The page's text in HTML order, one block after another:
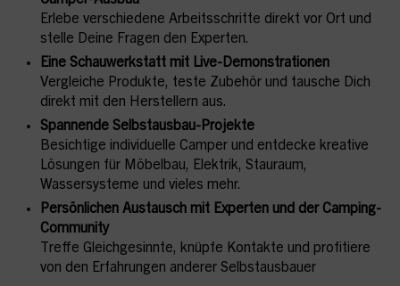
Erlebe verschiedene Arbeitsschritte direkt vor Ort und
stelle Deine Fragen den Experten.
Eine Schauwerkstatt mit Live-Demonstrationen
Vergleiche Produkte, teste Zubehör und tausche Dich
direkt mit den Herstellern aus.
Spannende Selbstausbau-Projekte
Besichtige individuelle Camper und entdecke kreative
Lösungen für Möbelbau, Elektrik, Stauraum,
Wassersysteme und vieles mehr.
Persönlichen Austausch mit Experten und der Camping-
Community
Treffe Gleichgesinnte, knüpfe Kontakte und profitiere
von den Erfahrungen anderer Selbstausbauer